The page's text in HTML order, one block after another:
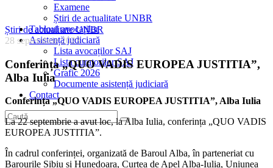
Examene
Știri de actualitate UNBR
Tabloul avocaților
Asistență judiciară
Lista avocaților SAJ
Lista curatorilor SAJ
Grafic 2026
Documente asistență judiciară
Contact
Știri de actualitate UNBR
28 septembrie 2023
Conferința „QUO VADIS EUROPEA JUSTITIA”,
Alba Iulia
Conferința „QUO VADIS EUROPEA JUSTITIA”, Alba Iulia
La 22 septembrie a avut loc, la Alba Iulia, conferința „QUO VADIS
EUROPEA JUSTITIA”.
În cadrul conferinței, organizată de Baroul Alba, în parteneriat cu
Barourile Sibiu și Hunedoara, Curtea de Apel Alba-Iulia, Uniunea